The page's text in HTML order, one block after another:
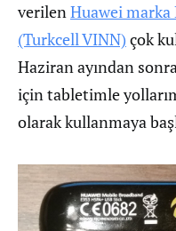
verilenHuawei marka
(Turkcell VINN) çok
Haziran ayından
için tabletimle
olarak kullanmaya